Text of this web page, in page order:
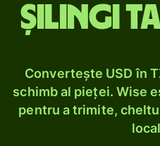
șilingi
Convertește USD în
schimb al pieței. Wise
pentru a trimite,